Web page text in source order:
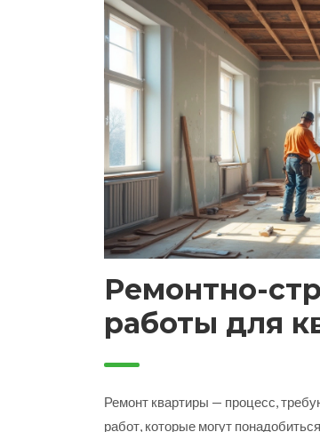
Ремонтно-
работы для
входит?
Ремонт квартиры — процесс,
работ, которые могут